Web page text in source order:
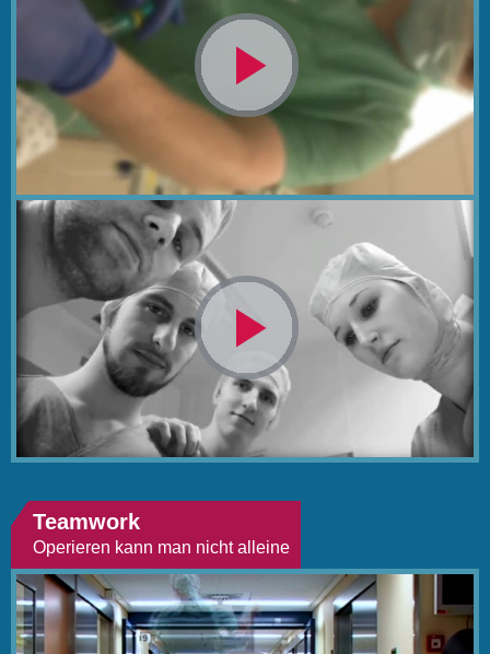
Video
abspielen
Video
abspielen
Teamwork
Operieren kann man nicht alleine